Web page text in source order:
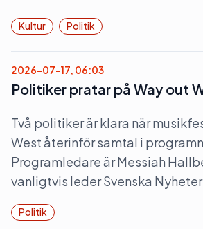
Kultur Politik
2026-07-17, 06:03
Politiker pratar på Way out
Två politiker är klara när
West återinför samtal i
Programledare är Messiah
vanligtvis leder Svenska Nyheter
Politik